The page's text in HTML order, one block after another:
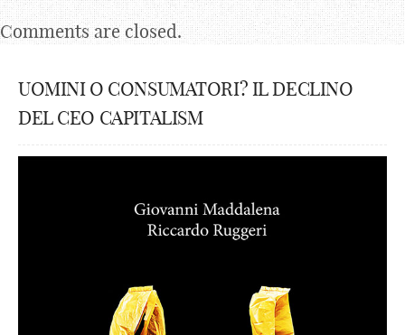
Comments are closed.
UOMINI O CONSUMATORI? IL DECLINO
DEL CEO CAPITALISM